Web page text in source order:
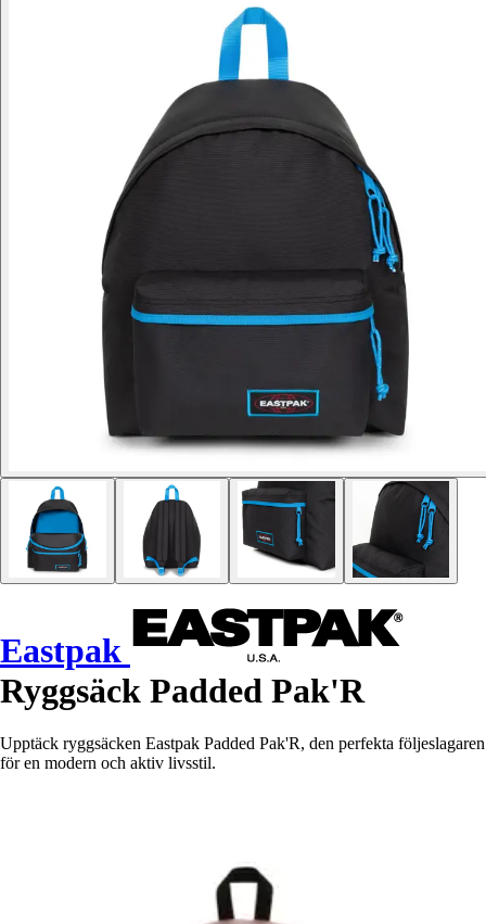
Eastpak
Ryggsäck Padded Pak'R
Upptäck ryggsäcken Eastpak Padded Pak'R, den perfekta följeslagaren
för en modern och aktiv livsstil.